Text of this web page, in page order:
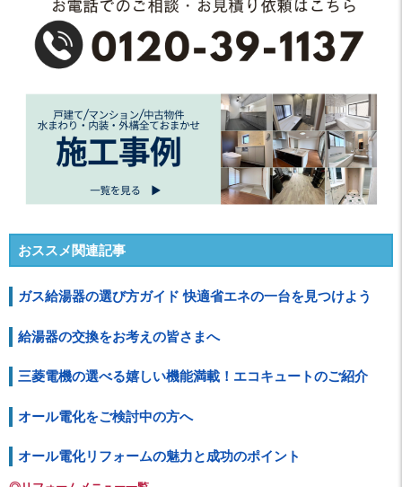
おススメ関連記事
ガス給湯器の選び方ガイド 快適省エネの一台を見つけよう
給湯器の交換をお考えの皆さまへ
三菱電機の選べる嬉しい機能満載！エコキュートのご紹介
オール電化をご検討中の方へ
オール電化リフォームの魅力と成功のポイント